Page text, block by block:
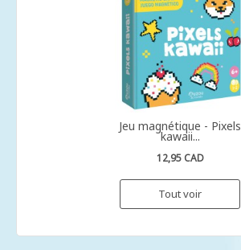
Jeu magnétique - Pixels
kawaii...
12,95 CAD
Tout voir